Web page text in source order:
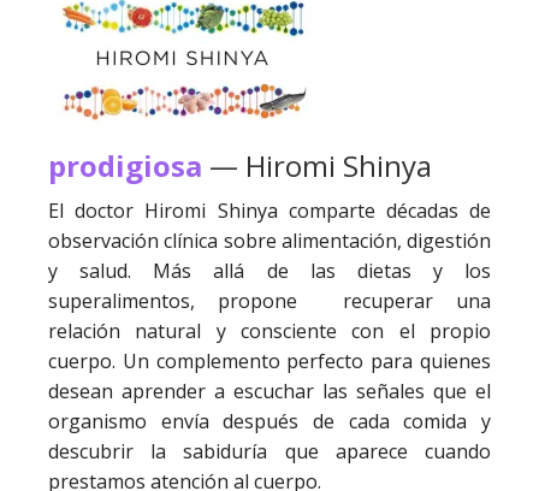
prodigiosa — Hiromi Shinya
El doctor Hiromi Shinya comparte décadas de
observación clínica sobre alimentación, digestión
y salud. Más allá de las dietas y los
superalimentos, propone recuperar una
relación natural y consciente con el propio
cuerpo. Un complemento perfecto para quienes
desean aprender a escuchar las señales que el
organismo envía después de cada comida y
descubrir la sabiduría que aparece cuando
prestamos atención al cuerpo.